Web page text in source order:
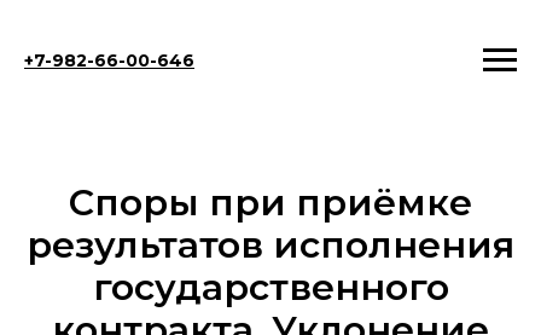
+7-982-66-00-646
Споры при приёмке
результатов исполнения
государственного